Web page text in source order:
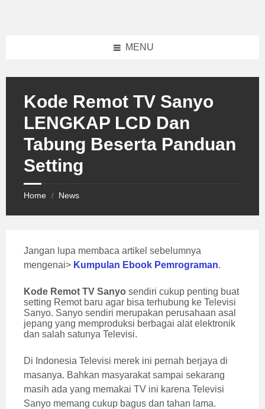
MENU
Kode Remot TV Sanyo
LENGKAP LCD Dan
Tabung Beserta Panduan
Setting
Home / News
Jangan lupa membaca artikel sebelumnya
mengenai> Kumpulan Ebook Pemrograman.
Kode Remot TV Sanyo sendiri cukup penting buat
setting Remot baru agar bisa terhubung ke Televisi
Sanyo. Sanyo sendiri merupakan perusahaan asal
jepang yang memproduksi berbagai alat elektronik
dan salah satunya Televisi.
Di Indonesia Televisi merek ini pernah berjaya di
masanya. Bahkan masyarakat sampai sekarang
masih ada yang memakai TV ini karena Televisi
Sanyo memang cukup bagus dan tahan lama.